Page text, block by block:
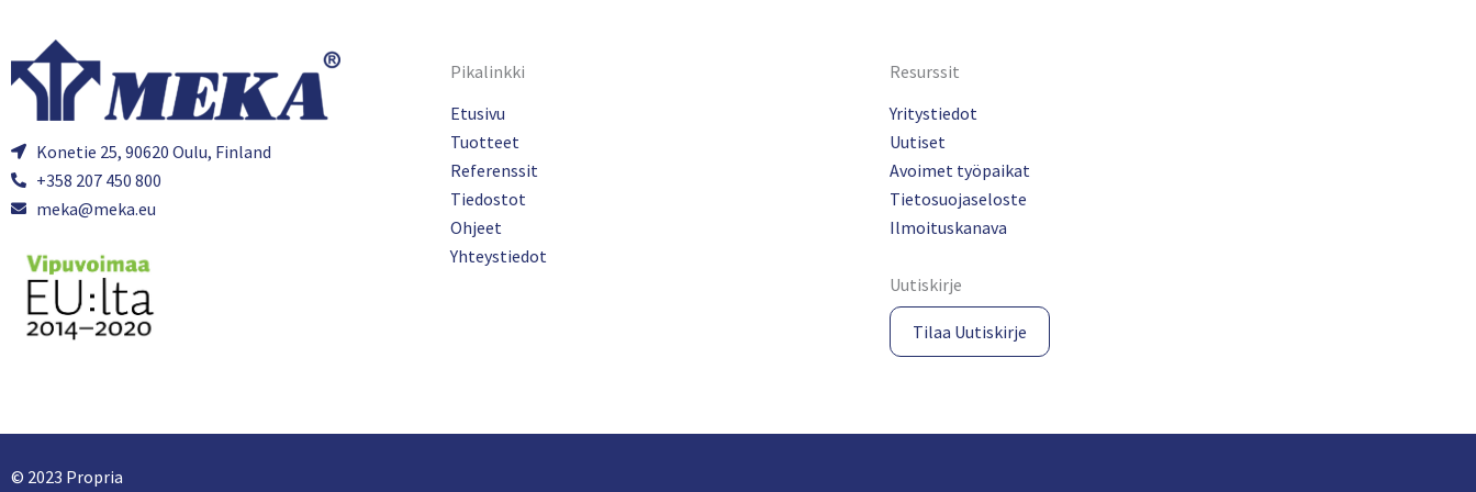
Konetie 25, 90620 Oulu, Finland
+358 207 450 800
meka@meka.eu
Pikalinkki
Etusivu
Tuotteet
Referenssit
Tiedostot
Ohjeet
Yhteystiedot
Resurssit
Yritystiedot
Uutiset
Avoimet työpaikat
Tietosuojaseloste
Ilmoituskanava
Uutiskirje
Tilaa Uutiskirje​
© 2023 Propria